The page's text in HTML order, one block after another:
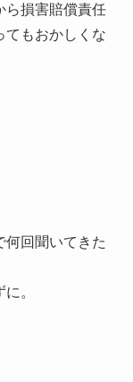
ら損害賠償責任
てもおかしくな
何回聞いてきた
。